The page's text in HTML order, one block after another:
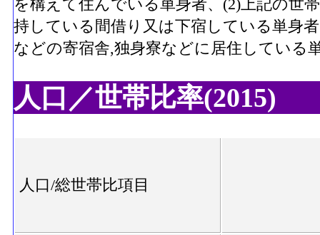
を構えて住んでいる単身者、(2)上記の世
持している間借り又は下宿している単身
などの寄宿舎,独身寮などに居住している
人口／世帯比率(2015)
人口/総世帯比項目